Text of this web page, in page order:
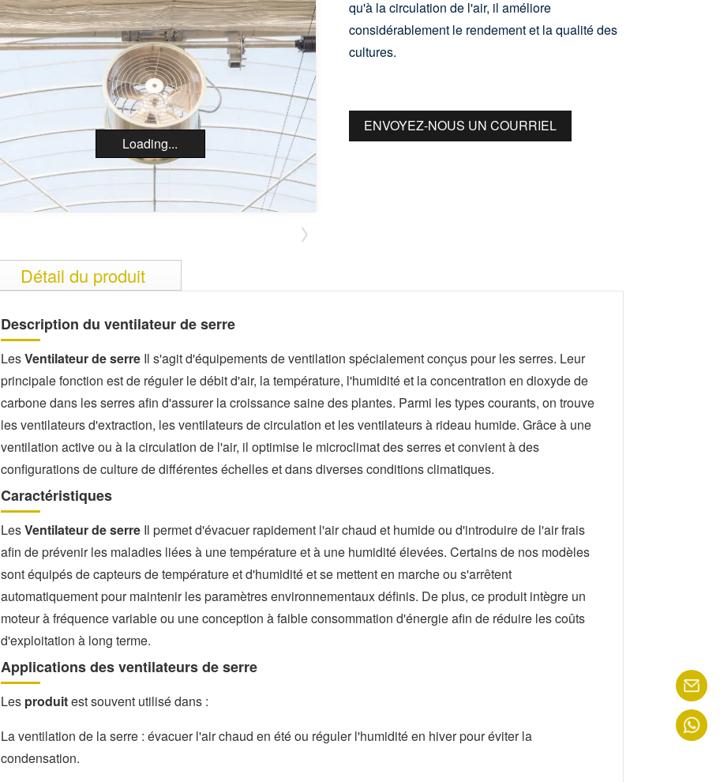
Loading...
qu'à la circulation de l'air, il améliore
considérablement le rendement et la qualité des
cultures.
ENVOYEZ-NOUS UN COURRIEL
Détail du produit
Description du ventilateur de serre
LesVentilateur de serre Il s'agit d'équipements de ventilation spécialement conçus pour les serres. Leur
principale fonction est de réguler le débit d'air, la température, l'humidité et la concentration en dioxyde de
carbone dans les serres afin d'assurer la croissance saine des plantes. Parmi les types courants, on trouve
les ventilateurs d'extraction, les ventilateurs de circulation et les ventilateurs à rideau humide. Grâce à une
ventilation active ou à la circulation de l'air, il optimise le microclimat des serres et convient à des
configurations de culture de différentes échelles et dans diverses conditions climatiques.
Caractéristiques
LesVentilateur de serre Il permet d'évacuer rapidement l'air chaud et humide ou d'introduire de l'air frais
afin de prévenir les maladies liées à une température et à une humidité élevées. Certains de nos modèles
sont équipés de capteurs de température et d'humidité et se mettent en marche ou s'arrêtent
automatiquement pour maintenir les paramètres environnementaux définis. De plus, ce produit intègre un
moteur à fréquence variable ou une conception à faible consommation d'énergie afin de réduire les coûts
d'exploitation à long terme.
Applications des ventilateurs de serre
Les produitest souvent utilisé dans :
La ventilation de la serre : évacuer l'air chaud en été ou réguler l'humidité en hiver pour éviter la
condensation.